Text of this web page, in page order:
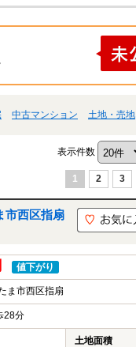
中古マンション 土地・売地
表示件数
1 2 3
西区指扇
値下がり
ま市西区指扇
分
土地面積